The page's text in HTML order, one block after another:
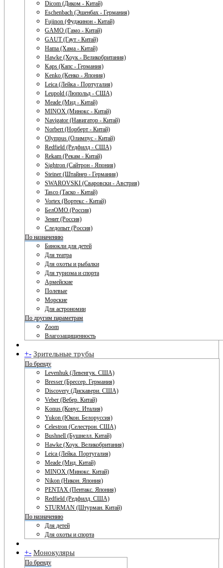
Dicom (Диком - Китай)
Eschenbach (Эшенбах - Германия)
Fujinon (Фуджинон - Китай)
GAMO (Гамо - Китай)
GAUT (Гаут - Китай)
Hama (Хама - Китай)
Hawke (Хоук - Великобритания)
Kaps (Капс - Германия)
Kenko (Кенко - Япония)
Leica (Лейка - Португалия)
Leupold (Люпольд - США)
Meade (Мид - Китай)
MINOX (Минокс - Китай)
Navigator (Навигатор - Китай)
Norbert (Норберт - Китай)
Olympus (Олимпус - Китай)
Redfield (Редфилд - США)
Rekam (Рекам - Китай)
Sightron (Сайтрон - Япония)
Steiner (Штайнер - Германия)
SWAROVSKI (Сваровски - Австрия)
Tasco (Таско - Китай)
Vortex (Вортекс - Китай)
БелОМО (Россия)
Зенит (Россия)
Следопыт (Россия)
По назначению
Бинокли для детей
Для театра
Для охоты и рыбалки
Для туризма и спорта
Армейские
Полевые
Морские
Для астрономии
По другим параметрам
Zoom
Влагозащищенность
+- Зрительные трубы
По бренду
Levenhuk (Левенгук. США)
Bresser (Брессер. Германия)
Discovery (Дискавери. США)
Veber (Вебер. Китай)
Konus (Конус. Италия)
Yukon (Юкон. Белоруссия)
Celestron (Селестрон. США)
Bushnell (Бушнелл. Китай)
Hawke (Хоук. Великобритания)
Leica (Лейка. Португалия)
Meade (Мид. Китай)
MINOX (Минокс. Китай)
Nikon (Никон. Япония)
PENTAX (Пентакс. Япония)
Redfield (Редфилд. США)
STURMAN (Штурман. Китай)
По назначению
Для детей
Для охоты и спорта
+- Монокуляры
По бренду